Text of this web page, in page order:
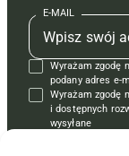
Kontakt
Regulamin
Polityka
Redakcja
Kontakt
Reklama
Reklama
Kontakt
Krzyżówki
Książki
Regulamin
E-MAIL
Wyrażam zgodę
podany adres e-
Wyrażam zgodę
i dostępnych
wysyłane